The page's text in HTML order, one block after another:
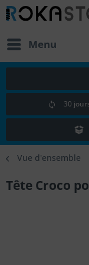
Menu
30
Vue d'ensemble
Tête Croco